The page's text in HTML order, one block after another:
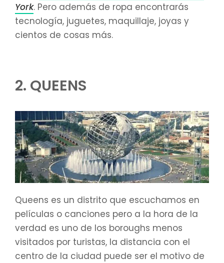
York. Pero además de ropa encontrarás
tecnología, juguetes, maquillaje, joyas y
cientos de cosas más.
2. QUEENS
Queens es un distrito que escuchamos en
películas o canciones pero a la hora de la
verdad es uno de los boroughs menos
visitados por turistas, la distancia con el
centro de la ciudad puede ser el motivo de